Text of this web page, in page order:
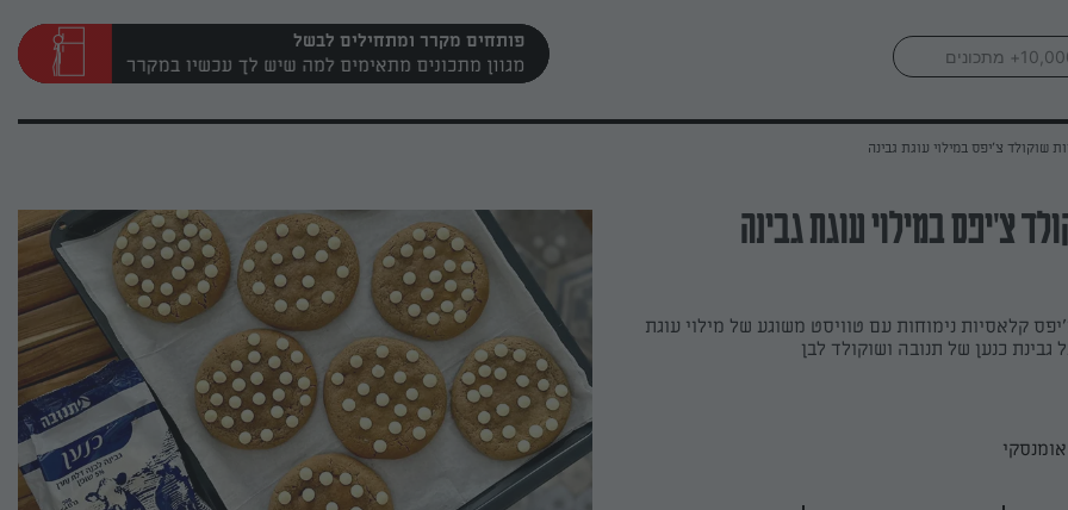
פותחים מקרר ומתחילים לבשל
שוקולד צ'יפס במילוי עוגת גבינה
צ'יפס במילוי עוגת גבינה
קלאסיות נימוחות עם טוויסט משוגע של מילוי עוגת
גבינת כנען של תנובה ושוקולד לבן